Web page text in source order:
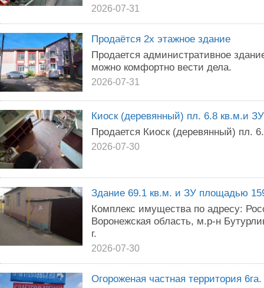
2026-07-31
Продаётся 2х этажное здание
Продается административное
можно комфортно вести дела.
2026-07-31
Киоск (деревянный) пл. 6.8 кв.м.и ЗУ
Продается Киоск (деревянный) пл.
2026-07-30
Здание 69.1 кв.м. и ЗУ площадью
Комплекс имущества по адресу:
Воронежская область, м.р-н
г.
2026-07-30
Огороженая частная территория 6га.